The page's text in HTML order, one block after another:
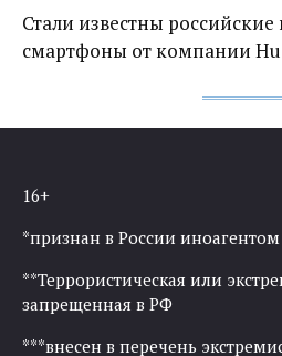
Стали известны
смартфоны от компании
16+
*признан в России иноагентом
**Террористическая или
запрещенная в РФ
***внесен в перечень